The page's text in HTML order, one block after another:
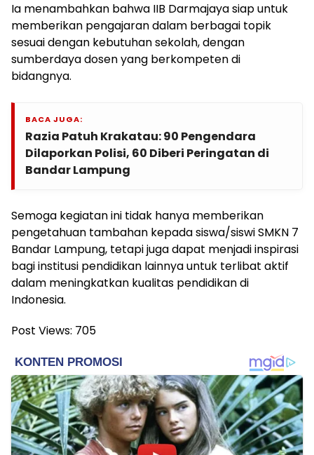
Ia menambahkan bahwa IIB Darmajaya siap untuk
memberikan pengajaran dalam berbagai topik
sesuai dengan kebutuhan sekolah, dengan
sumberdaya dosen yang berkompeten di
bidangnya.
BACA JUGA:
Razia Patuh Krakatau: 90 Pengendara
Dilaporkan Polisi, 60 Diberi Peringatan di
Bandar Lampung
Semoga kegiatan ini tidak hanya memberikan
pengetahuan tambahan kepada siswa/siswi SMKN 7
Bandar Lampung, tetapi juga dapat menjadi inspirasi
bagi institusi pendidikan lainnya untuk terlibat aktif
dalam meningkatkan kualitas pendidikan di
Indonesia.
Post Views: 705